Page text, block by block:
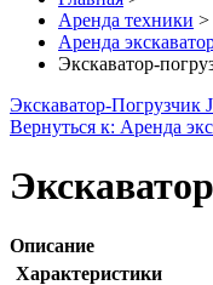
Аренда техники >
Аренда
Экскаватор-
Экскаватор-Погрузчик
Вернуться к: Аренда
Описание
Характеристики